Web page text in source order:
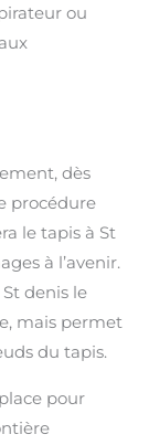
ou
dès
procédure
le tapis à St
à l’avenir.
denis le
mais permet
du tapis.
pour